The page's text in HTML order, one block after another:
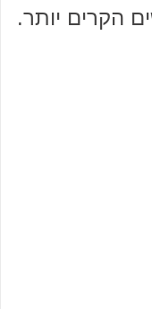
הקרים יותר.